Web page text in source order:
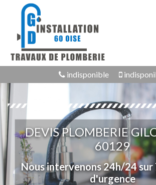
indisponible
DEVIS PLOMBERIE
60129
Nous intervenons 24h/24 sur
d'urgence